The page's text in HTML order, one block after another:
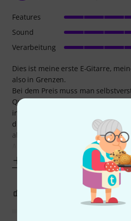
Dies ist meine erste E-Gitarre,
also in Grenzen.
Bei dem Preis muss man
Qualitätseinbußen hinnehmen,
in Form von leichten
die Elektronik und Mechanik
aber keine Mängel auf.
An zwei, drei Stellen auf dem
Features
Sound
Verarbeitung
BEWERTUNG